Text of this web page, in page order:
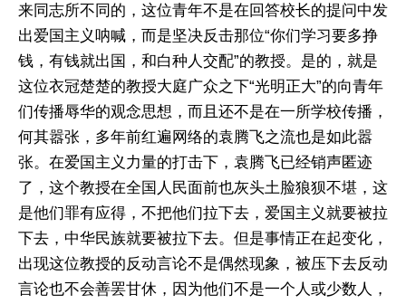
来同志所不同的，这位青年不是在回答校长的提问中发
出爱国主义呐喊，而是坚决反击那位“你们学习要多挣
钱，有钱就出国，和白种人交配”的教授。是的，就是
这位衣冠楚楚的教授大庭广众之下“光明正大”的向青年
们传播辱华的观念思想，而且还不是在一所学校传播，
何其嚣张，多年前红遍网络的袁腾飞之流也是如此嚣
张。在爱国主义力量的打击下，袁腾飞已经销声匿迹
了，这个教授在全国人民面前也灰头土脸狼狈不堪，这
是他们罪有应得，不把他们拉下去，爱国主义就要被拉
下去，中华民族就要被拉下去。但是事情正在起变化，
出现这位教授的反动言论不是偶然现象，被压下去反动
言论也不会善罢甘休，因为他们不是一个人或少数人，